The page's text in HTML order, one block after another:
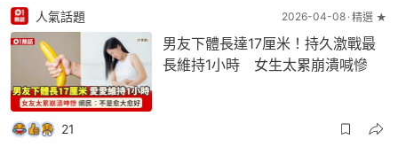
人氣話題 2026-04-08 精選 ★
男友下體長達17厘米！持久激戰最
長維持1小時 女生太累崩潰喊慘
21